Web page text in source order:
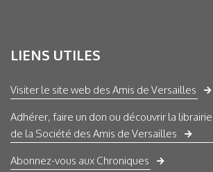
LIENS UTILES
Visiter le site web des Amis de Versailles
Adhérer, faire un don ou découvrir la
de la Société des Amis de Versailles
Abonnez-vous aux Chroniques